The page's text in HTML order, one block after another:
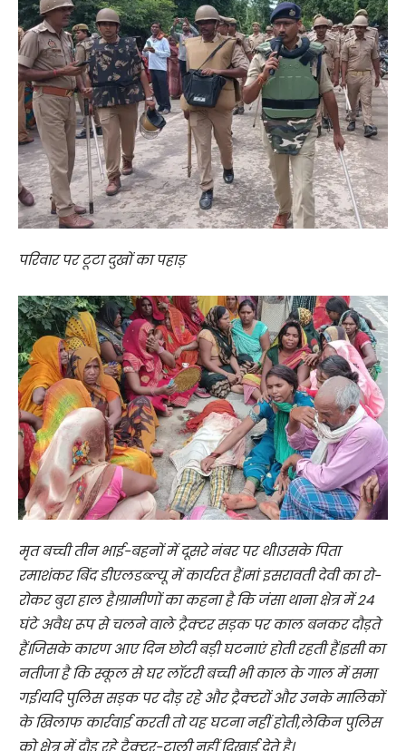
परिवार पर टूटा दुखों का पहाड़
मृत बच्ची तीन भाई-बहनों में दूसरे नंबर पर थी।उसके पिता
रमाशंकर बिंद डीएलडब्ल्यू में कार्यरत हैं।मां इसरावती देवी का रो-
रोकर बुरा हाल है।ग्रामीणों का कहना है कि जंसा थाना क्षेत्र में 24
घंटे अवैध रूप से चलने वाले ट्रैक्टर सड़क पर काल बनकर दौड़ते
हैं।जिसके कारण आए दिन छोटी बड़ी घटनाएं होती रहती हैं।इसी का
नतीजा है कि स्कूल से घर लॉटरी बच्ची भी काल के गाल में समा
गई।यदि पुलिस सड़क पर दौड़ रहे और ट्रैक्टरों और उनके मालिकों
के खिलाफ कार्रवाई करती तो यह घटना नहीं होती,लेकिन पुलिस
को क्षेत्र में दौड़ रहे ट्रैक्टर-ट्राली नहीं दिखाई देते है।